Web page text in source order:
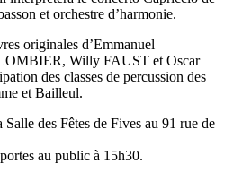
et orchestre d’harmonie.
originales d’Emmanuel
Willy FAUST et Oscar
des classes de percussion des
et Bailleul.
des Fêtes de Fives au 91 rue de
au public à 15h30.